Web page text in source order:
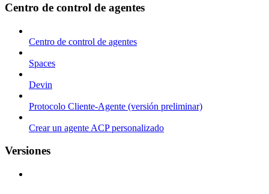
Centro de control de agentes
Centro de control de agentes
Spaces
Devin
Protocolo Cliente-Agente (versión preliminar)
Crear un agente ACP personalizado
Versiones